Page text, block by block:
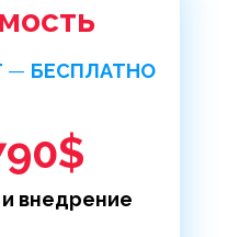
внедрение
— БЕСПЛАТНО